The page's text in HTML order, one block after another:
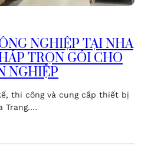
NGHIỆP TẠI NHA
TRỌN GÓI CHO
NGHIỆP
thi công và cung cấp thiết bị
Trang.…